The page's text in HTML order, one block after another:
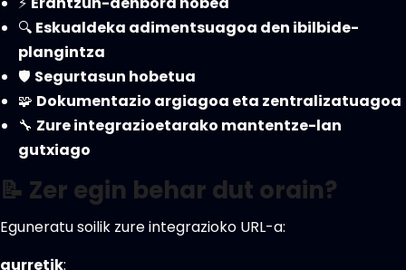
🔍 Eskualdeka adimentsuagoa den ibilbide-
plangintza
🛡️ Segurtasun hobetua
🧩 Dokumentazio argiagoa eta zentralizatuagoa
🔧 Zure integrazioetarako mantentze-lan
gutxiago
📝 Zer egin behar dut orain?
Eguneratu soilik zure integrazioko URL-a:
aurretik: